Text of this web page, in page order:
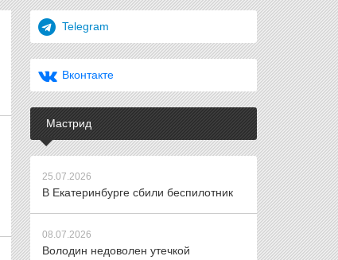
Telegram
Вконтакте
Мастрид
25.07.2026
В Екатеринбурге сбили беспилотник
08.07.2026
Володин недоволен утечкой